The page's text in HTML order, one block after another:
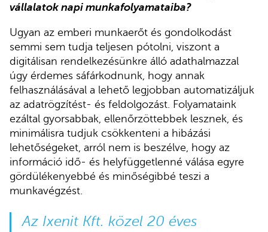
vállalatok napi munkafolyamataiba?
Ugyan az emberi munkaerőt és gondolkodást
semmi sem tudja teljesen pótolni, viszont a
digitálisan rendelkezésünkre álló adathalmazzal
úgy érdemes sáfárkodnunk, hogy annak
felhasználásával a lehető legjobban automatizáljuk
az adatrögzítést- és feldolgozást. Folyamataink
ezáltal gyorsabbak, ellenőrzöttebbek lesznek, és
minimálisra tudjuk csökkenteni a hibázási
lehetőségeket, arról nem is beszélve, hogy az
információ idő- és helyfüggetlenné válása egyre
gördülékenyebbé és minőségibbé teszi a
munkavégzést.
Az Ixenit Kft. közel 20 éves